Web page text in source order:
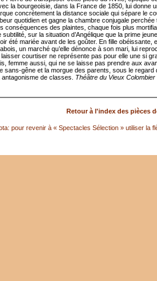
la bourgeoisie, dans la France de 1850, lui donne
concrètement la distance sociale qui sépare le
quotidien et gagne la chambre conjugale
conséquences des plaintes, chaque fois plus
subtilité, sur la situation d’Angélique que la prime
été mariée avant de les goûter. En fille obéissante,
un marché qu’elle dénonce à son mari, lui
courtiser ne représente pas pour elle une si
femme aussi, qui ne se laisse pas prendre aux
sans-gêne et la morgue des parents, sous le regard
de classes. Théâtre du Vieux Colombier
Retour à l'index des pièces
pour revenir à « Spectacles Sélection » utiliser la